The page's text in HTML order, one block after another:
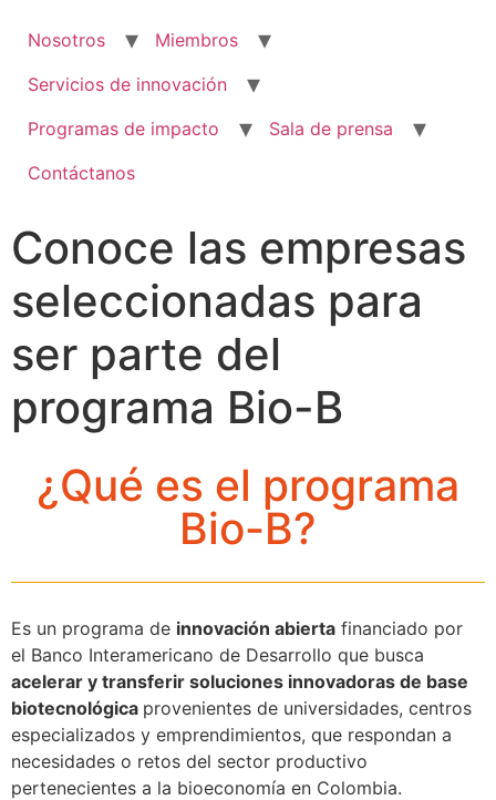
Nosotros
Miembros
Servicios de innovación
Programas de impacto
Sala de prensa
Contáctanos
Conoce las empresas
seleccionadas para
ser parte del
programa Bio-B
¿Qué es el programa
Bio-B?
Es un programa de innovación abierta financiado por
el Banco Interamericano de Desarrollo que busca
acelerar y transferir soluciones innovadoras de base
biotecnológica provenientes de universidades, centros
especializados y emprendimientos, que respondan a
necesidades o retos del sector productivo
pertenecientes a la bioeconomía en Colombia.